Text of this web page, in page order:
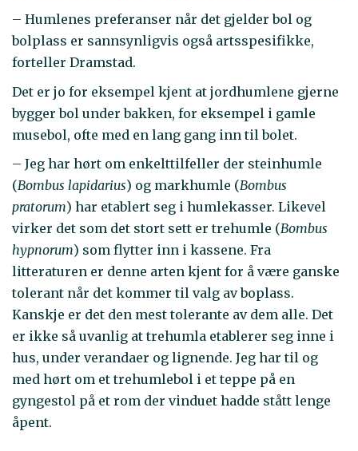
– Humlenes preferanser når det gjelder bol og
bolplass er sannsynligvis også artsspesifikke,
forteller Dramstad.
Det er jo for eksempel kjent at jordhumlene gjerne
bygger bol under bakken, for eksempel i gamle
musebol, ofte med en lang gang inn til bolet.
– Jeg har hørt om enkelttilfeller der steinhumle
(Bombus lapidarius) og markhumle (Bombus
pratorum) har etablert seg i humlekasser. Likevel
virker det som det stort sett er trehumle (Bombus
hypnorum) som flytter inn i kassene. Fra
litteraturen er denne arten kjent for å være ganske
tolerant når det kommer til valg av boplass.
Kanskje er det den mest tolerante av dem alle. Det
er ikke så uvanlig at trehumla etablerer seg inne i
hus, under verandaer og lignende. Jeg har til og
med hørt om et trehumlebol i et teppe på en
gyngestol på et rom der vinduet hadde stått lenge
åpent.